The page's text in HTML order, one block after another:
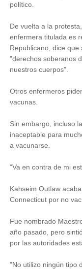
político.
De vuelta a la
enfermera titulada es
Republicano, dice
"derechos soberanos
nuestros cuerpos".
Otros enfermeros
vacunas.
Sin embargo, incluso
inaceptable para
a vacunarse.
"Va en contra de mi
Kahseim Outlaw
Connecticut por no
Fue nombrado
año pasado, pero
por las autoridades
"No utilizo ningún tipo